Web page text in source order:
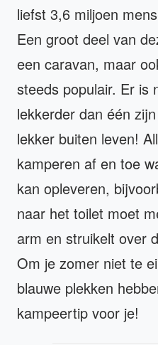
liefst 3,6 miljoen
Een groot deel van
een caravan, maar
steeds populair. Er is
lekkerder dan één
lekker buiten leven!
kamperen af en toe
kan opleveren,
naar het toilet moet
arm en struikelt over
Om je zomer niet te
blauwe plekken
kampeertip voor je!